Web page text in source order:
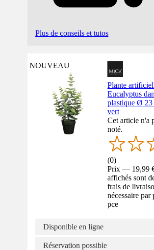
Plus de conseils et tutos
NOUVEAU
Plante
Eucalyptus
plastique Ø
vert
Cet article n'a
noté.
(0)
Prix — 19,99
affichés sont
frais de
nécessaire par
pce
Disponible en ligne
Réservation possible